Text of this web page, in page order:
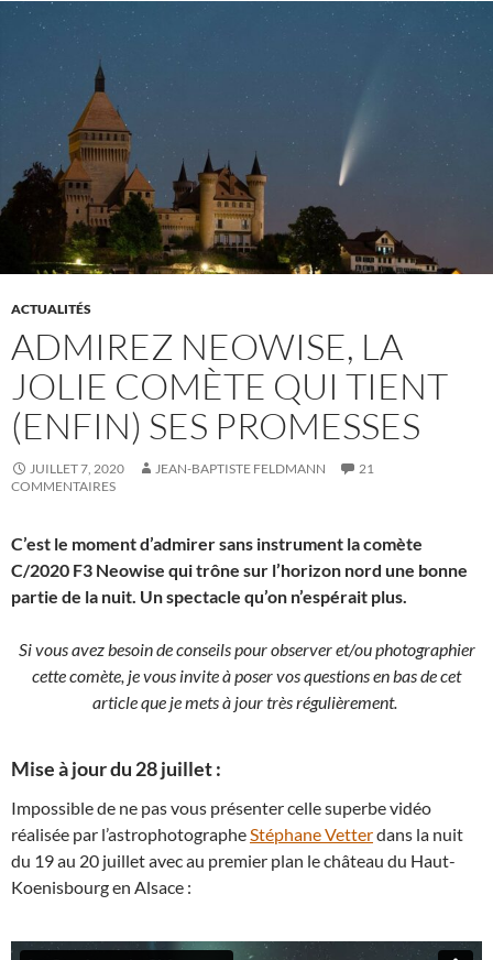
ACTUALITÉS
ADMIREZ NEOWISE, LA
JOLIE COMÈTE QUI TIENT
(ENFIN) SES PROMESSES
JUILLET 7, 2020 JEAN-BAPTISTE FELDMANN
21
COMMENTAIRES
C’est le moment d’admirer sans instrument la comète
C/2020 F3 Neowise qui trône sur l’horizon nord une bonne
partie de la nuit. Un spectacle qu’on n’espérait plus.
Si vous avez besoin de conseils pour observer et/ou photographier
cette comète, je vous invite à poser vos questions en bas de cet
article que je mets à jour très régulièrement.
Mise à jour du 28 juillet :
Impossible de ne pas vous présenter celle superbe vidéo
réalisée par l’astrophotographeStéphane Vetterdans la nuit
du 19 au 20 juillet avec au premier plan le château du Haut-
Koenisbourg en Alsace :